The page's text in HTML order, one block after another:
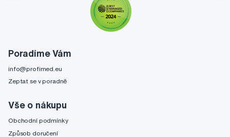
Poradíme Vám
info@profimed.eu
Zeptat se v poradně
Vše o nákupu
Obchodní podmínky
Způsob doručení